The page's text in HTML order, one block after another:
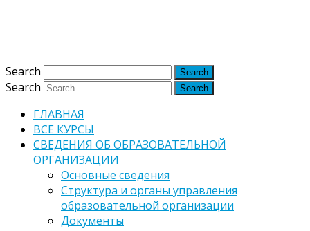
Search
Search
ГЛАВНАЯ
ВСЕ КУРСЫ
СВЕДЕНИЯ ОБ ОБРАЗОВАТЕЛЬНОЙ
ОРГАНИЗАЦИИ
Основные сведения
Структура и органы управления
образовательной организации
Документы